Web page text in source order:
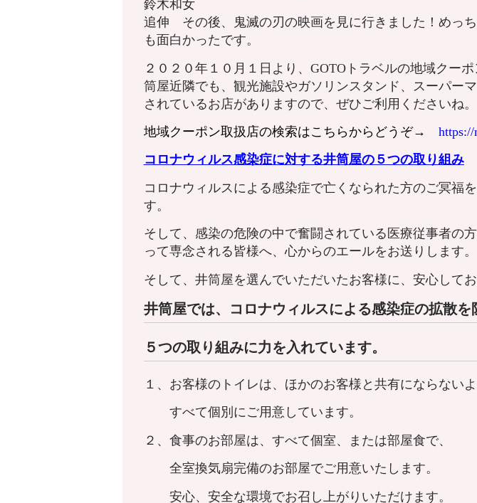
鈴木和女
追伸 その後、鬼滅の刃の映画を見に行きました！めっ
も面白かったです。
２０２０年１０月１日より、GOTOトラベルの地域クー
筒屋近隣でも、観光施設やガソリンスタンド、スーパー
されているお店がありますので、ぜひご利用くださいね。
地域クーポン取扱店の検索はこちらからどうぞ→ https://
コロナウィルス感染症に対する井筒屋の５つの取り組み
コロナウィルスによる感染症で亡くなられた方のご冥福
す。
そして、感染の危険の中で奮闘されている医療従事者の
って専念される皆様へ、心からのエールをお送りします。
そして、井筒屋を選んでいただいたお客様に、安心して
井筒屋では、コロナウィルスによる感染症の拡散を
５つの取り組みに力を入れています。
１、お客様のトイレは、ほかのお客様と共有にならないよ
すべて個別にご用意しています。
２、食事のお部屋は、すべて個室、または部屋食で、
全室換気扇完備のお部屋でご用意いたします。
安心、安全な環境でお召し上がりいただけます。